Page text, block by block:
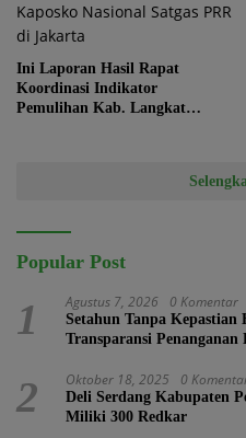
Ini Laporan Hasil Rapat
Koordinasi Indikator
Pemulihan Kab. Langkat
Popular Post
1 Agustus 7, 2026 0 Komentar
Setahun Tanpa
Transparansi
2 Oktober 18, 2025 0
Deli Serdang Kabupaten
Miliki 300 Redkar